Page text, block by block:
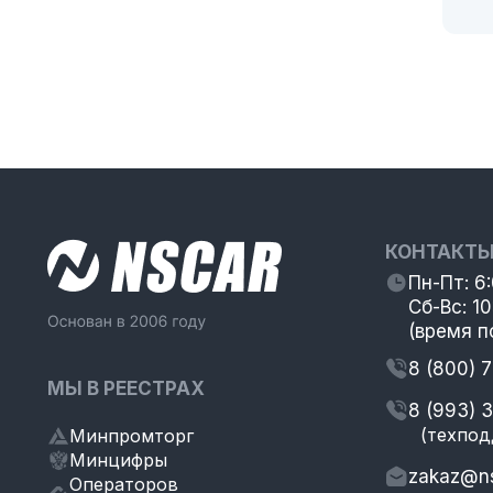
МЫ В РЕЕСТРАХ
Минпромторг
Минцифры
Операторов
КОНТАКТЫ
Пн-Пт:
Сб-Вс:
(время
8 (800)
8 (993)